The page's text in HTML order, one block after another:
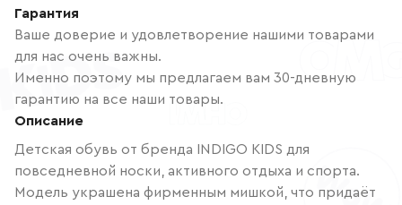
Гарантия
Ваше доверие и удовлетворение нашими товарами
для нас очень важны.
Именно поэтому мы предлагаем вам 30-дневную
гарантию на все наши товары.
Описание
Детская обувь от бренда INDIGO KIDS для
повседневной носки, активного отдыха и спорта.
Модель украшена фирменным мишкой, что придаёт